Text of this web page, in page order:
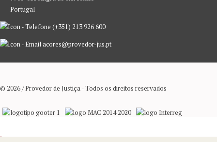
Portugal
(+351) 213 926 600
acores@provedor-jus.pt
© 2026 / Provedor de Justiça - Todos os direitos reservados